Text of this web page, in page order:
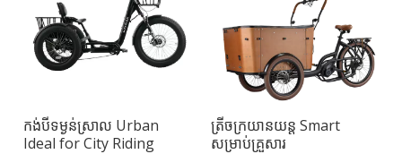
កង់បីទម្ងន់ស្រាល Urban
Ideal for City Riding
ត្រីចក្រយានយន្ត Smart
សម្រាប់គ្រួសារ